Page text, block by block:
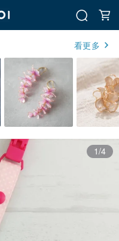
看更多
1/4